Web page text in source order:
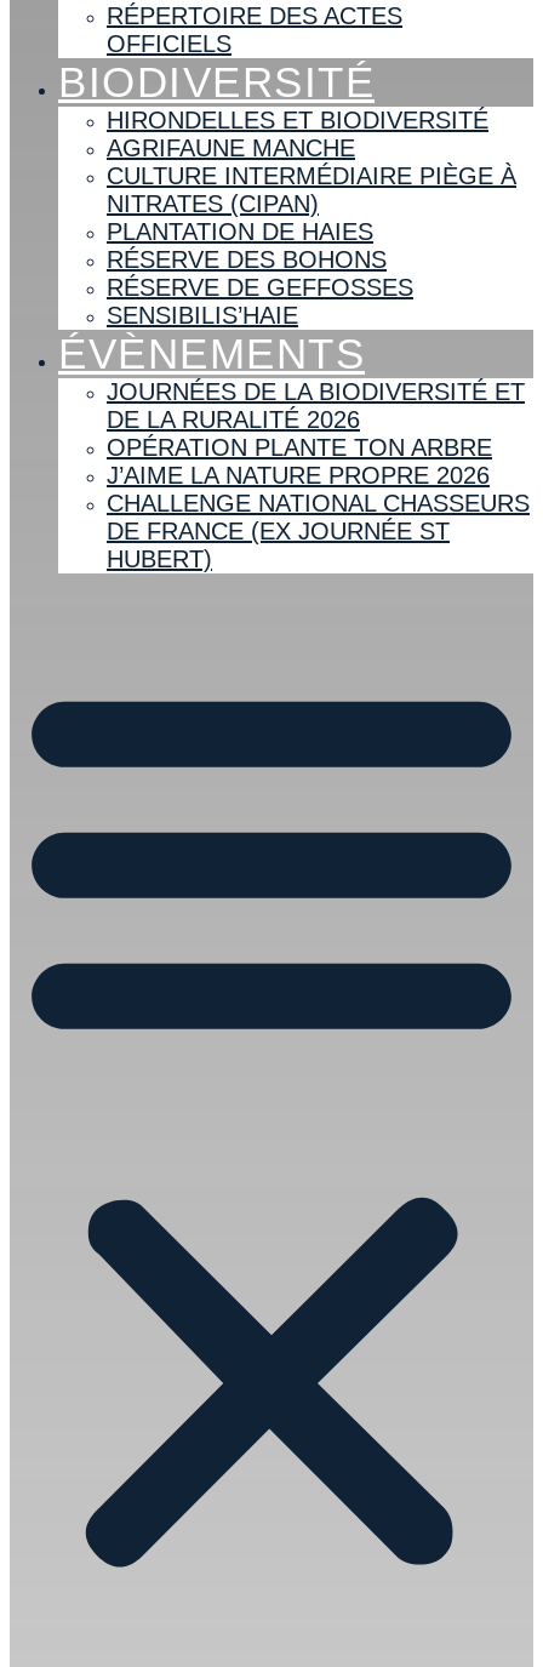
RÉPERTOIRE DES ACTES
OFFICIELS
BIODIVERSITÉ
HIRONDELLES ET BIODIVERSITÉ
AGRIFAUNE MANCHE
CULTURE INTERMÉDIAIRE PIÈGE À
NITRATES (CIPAN)
PLANTATION DE HAIES
RÉSERVE DES BOHONS
RÉSERVE DE GEFFOSSES
SENSIBILIS’HAIE
ÉVÈNEMENTS
JOURNÉES DE LA BIODIVERSITÉ ET
DE LA RURALITÉ 2026
OPÉRATION PLANTE TON ARBRE
J’AIME LA NATURE PROPRE 2026
CHALLENGE NATIONAL CHASSEURS
DE FRANCE (EX JOURNÉE ST
HUBERT)